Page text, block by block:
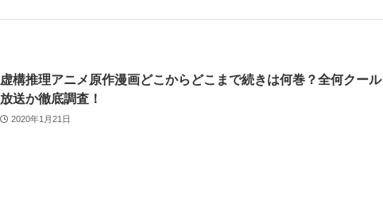
虚構推理アニメ原作漫画どこからどこまで続きは何巻？全何クール
放送か徹底調査！
2020年1月21日